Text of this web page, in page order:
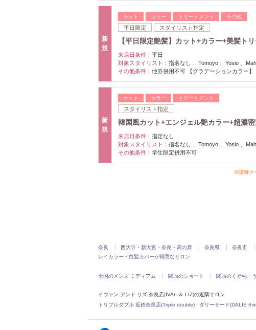
新
規
カット カラー トリートメント その他
平日限定 スタイリスト指定
【平日限定艶髪】カット+カラー+美髪ト
来店日条件： 平日
対象スタイリスト： 指名なし 、Tomoyo 、Yosio 、
その他条件： 他券併用不可 【グラデーションカラー】
新
規
カット カラー トリートメント
スタイリスト指定
韓国風カット+エンジェル艶カラー+超
来店日条件： 指定なし
対象スタイリスト： 指名なし 、Tomoyo 、Yosio 、
その他条件： 学生限定併用不可
※随時ク
奈良 西大寺・新大宮・奈良・高の原 奈良県 奈良市
レイカラー・白髪カバーが得意なサロン
全国のメンズ ミディアム 関西のショート 関西のくせ毛・
イヴァン アンド リズ 奈良店(IVAn ＆ LIZ)の近隣サロン
トリプルダブル 近鉄奈良店(Triple double) | ダリーサード(DALIE